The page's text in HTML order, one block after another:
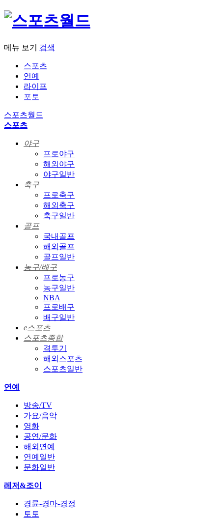
메뉴 보기 검색
스포츠
연예
라이프
포토
스포츠월드
스포츠
야구
프로야구
해외야구
야구일반
축구
프로축구
해외축구
축구일반
골프
국내골프
해외골프
골프일반
농구/배구
프로농구
농구일반
NBA
프로배구
배구일반
e스포츠
스포츠종합
격투기
해외스포츠
스포츠일반
연예
방송/TV
가요/음악
영화
공연/문화
해외연예
연예일반
문화일반
레저&조이
경륜-경마-경정
토토